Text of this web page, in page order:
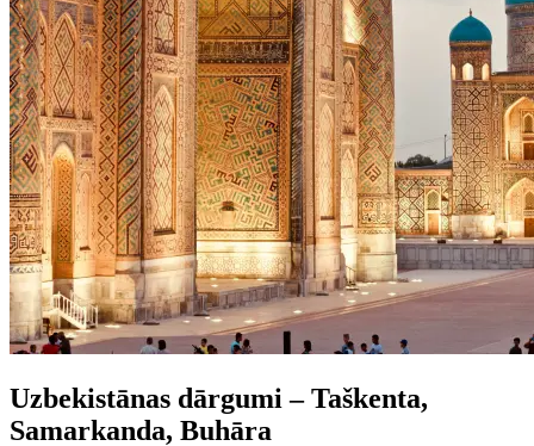
Uzbekistānas dārgumi – Taškenta,
Samarkanda, Buhāra